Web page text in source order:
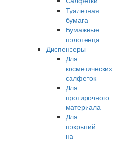
Туалетная
бумага
Бумажные
полотенца
Диспенсеры
Для
косметических
салфеток
Для
протирочного
материала
Для
покрытий
на